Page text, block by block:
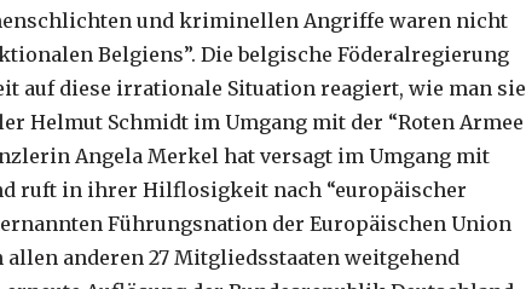
und kriminellen Angriffe waren nicht
Belgiens”. Die belgische Föderalregierung
auf diese irrationale Situation reagiert, wie man sie
Helmut Schmidt im Umgang mit der “Roten Armee
Angela Merkel hat versagt im Umgang mit
ruft in ihrer Hilflosigkeit nach “europäischer
Führungsnation der Europäischen Union
anderen 27 Mitgliedsstaaten weitgehend